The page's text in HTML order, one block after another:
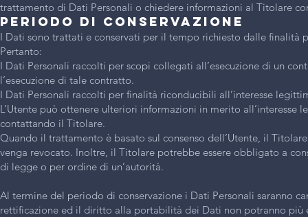
trattamento di Dati Personali o chiedere informazioni al Titolare
Periodo di conservazione
I Dati sono trattati e conservati per il tempo richiesto dalle finalità
Pertanto:
I Dati Personali raccolti per scopi collegati all’esecuzione di un
l’esecuzione di tale contratto.
I Dati Personali raccolti per finalità riconducibili all’interesse
L’Utente può ottenere ulteriori informazioni in merito
contattando il Titolare.
Quando il trattamento è basato sul consenso dell’Utente, il
venga revocato. Inoltre, il Titolare potrebbe essere obbligato a
di legge o per ordine di un’autorità.
Al termine del periodo di conservazione i Dati Personali saranno
rettificazione ed il diritto alla portabilità dei Dati non potranno più